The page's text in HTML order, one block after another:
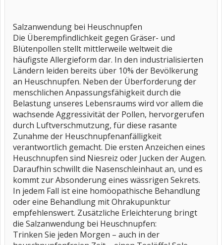
Salzanwendung bei Heuschnupfen
Die Überempfindlichkeit gegen Gräser- und
Blütenpollen stellt mittlerweile weltweit die
häufigste Allergieform dar. In den industrialisierten
Ländern leiden bereits über 10% der Bevölkerung
an Heuschnupfen. Neben der Überforderung der
menschlichen Anpassungsfähigkeit durch die
Belastung unseres Lebensraums wird vor allem die
wachsende Aggressivität der Pollen, hervorgerufen
durch Luftverschmutzung, für diese rasante
Zunahme der Heuschnupfenanfälligkeit
verantwortlich gemacht. Die ersten Anzeichen eines
Heuschnupfen sind Niesreiz oder Jucken der Augen.
Daraufhin schwillt die Nasenschleinhaut an, und es
kommt zur Absonderung eines wässrigen Sekrets.
In jedem Fall ist eine homöopathische Behandlung
oder eine Behandlung mit Ohrakupunktur
empfehlenswert. Zusätzliche Erleichterung bringt
die Salzanwendung bei Heuschnupfen:
Trinken Sie jeden Morgen – auch in der